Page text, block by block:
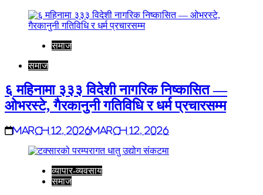
समाज
समाज
६ महिनामा ३३३ विदेशी नागरिक निष्कासित —
ओभरस्टे, गैरकानुनी गतिविधि र धर्म प्रचारसम्म
March 12, 2026March 12, 2026
व्यापार-व्यवसाय
समाज